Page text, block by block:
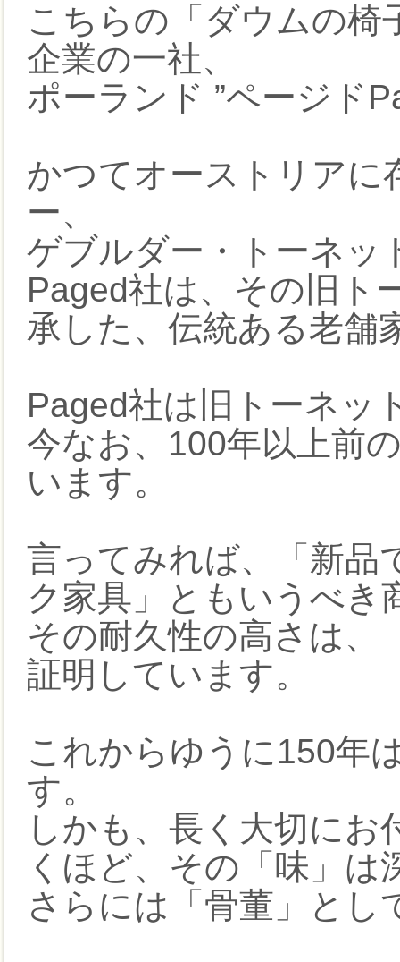
こちらの「ダウムの椅
企業の一社、
ポーランド ”ページド
かつてオーストリアに
ー、
ゲブルダー・トーネッ
Paged社は、その旧ト
承した、伝統ある老舗
Paged社は旧トーネッ
今なお、100年以上前
います。
言ってみれば、「新品
ク家具」ともいうべき
その耐久性の高さは、
証明しています。
これからゆうに150年
す。
しかも、長く大切に
くほど、その「味」は
さらには「骨董」とし